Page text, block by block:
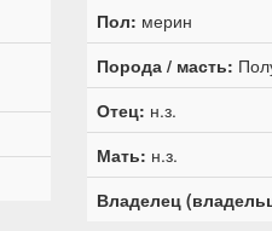
Пол: мерин
Порода / масть:
Отец: н.з.
Мать: н.з.
Владелец